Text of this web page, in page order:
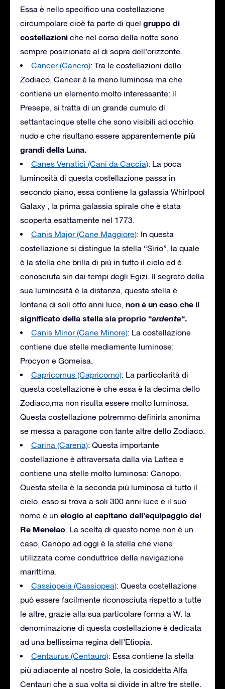
Essa è nello specifico una costellazione
circumpolare cioè fa parte di quel gruppo di
costellazioni che nel corso della notte sono
sempre posizionate al di sopra dell’orizzonte.
Cancer (Cancro): Tra le costellazioni dello
Zodiaco, Cancer è la meno luminosa ma che
contiene un elemento molto interessante: il
Presepe, si tratta di un grande cumulo di
settantacinque stelle che sono visibili ad occhio
nudo e che risultano essere apparentemente più
grandi della Luna.
Canes Venatici (Cani da Caccia): La poca
luminosità di questa costellazione passa in
secondo piano, essa contiene la galassia Whirlpool
Galaxy , la prima galassia spirale che è stata
scoperta esattamente nel 1773.
Canis Major (Cane Maggiore): In questa
costellazione si distingue la stella “Sirio”, la quale
è la stella che brilla di più in tutto il cielo ed è
conosciuta sin dai tempi degli Egizi. Il segreto della
sua luminosità è la distanza, questa stella è
lontana di soli otto anni luce, non è un caso che il
significato della stella sia proprio “ardente“.
Canis Minor (Cane Minore): La costellazione
contiene due stelle mediamente luminose:
Procyon e Gomeisa.
Capricornus (Capricorno): La particolarità di
questa costellazione è che essa è la decima dello
Zodiaco,ma non risulta essere molto luminosa.
Questa costellazione potremmo definirla anonima
se messa a paragone con tante altre dello Zodiaco.
Carina (Carena): Questa importante
costellazione è attraversata dalla via Lattea e
contiene una stelle molto luminosa: Canopo.
Questa stella è la seconda più luminosa di tutto il
cielo, esso si trova a soli 300 anni luce e il suo
nome è un elogio al capitano dell’equipaggio del
Re Menelao. La scelta di questo nome non è un
caso, Canopo ad oggi è la stella che viene
utilizzata come conduttrice della navigazione
marittima.
Cassiopeia (Cassiopea): Questa costellazione
può essere facilmente riconosciuta rispetto a tutte
le altre, grazie alla sua particolare forma a W. la
denominazione di questa costellazione è dedicata
ad una bellissima regina dell’Etiopia.
Centaurus (Centauro): Essa contiene la stella
più adiacente al nostro Sole, la cosiddetta Alfa
Centauri che a sua volta si divide in altre tre stelle.